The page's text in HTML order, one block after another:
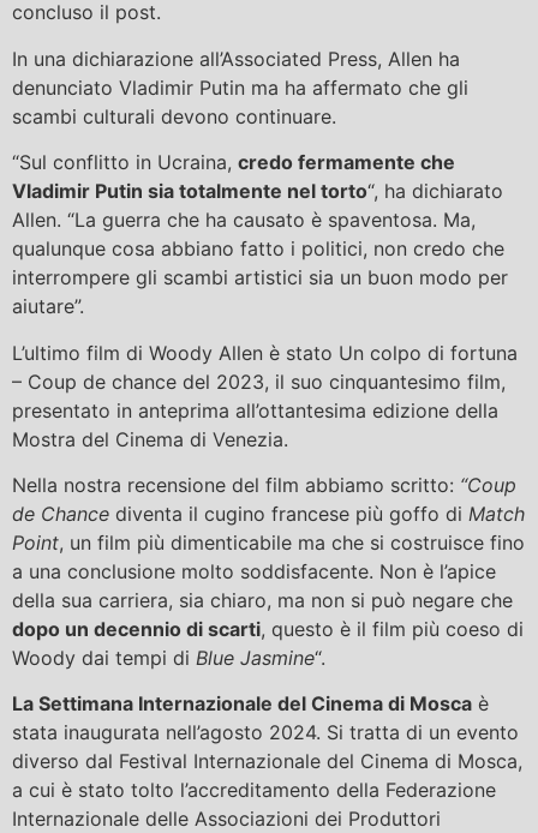
concluso il post.
In una dichiarazione all’Associated Press, Allen ha
denunciato Vladimir Putin ma ha affermato che gli
scambi culturali devono continuare.
“Sul conflitto in Ucraina, credo fermamente che
Vladimir Putin sia totalmente nel torto“, ha dichiarato
Allen. “La guerra che ha causato è spaventosa. Ma,
qualunque cosa abbiano fatto i politici, non credo che
interrompere gli scambi artistici sia un buon modo per
aiutare”.
L’ultimo film di Woody Allen è stato Un colpo di fortuna
– Coup de chance del 2023, il suo cinquantesimo film,
presentato in anteprima all’ottantesima edizione della
Mostra del Cinema di Venezia.
Nella nostra recensione del film abbiamo scritto: “Coup
de Chance diventa il cugino francese più goffo di Match
Point, un film più dimenticabile ma che si costruisce fino
a una conclusione molto soddisfacente. Non è l’apice
della sua carriera, sia chiaro, ma non si può negare che
dopo un decennio di scarti, questo è il film più coeso di
Woody dai tempi di Blue Jasmine“.
La Settimana Internazionale del Cinema di Mosca è
stata inaugurata nell’agosto 2024. Si tratta di un evento
diverso dal Festival Internazionale del Cinema di Mosca,
a cui è stato tolto l’accreditamento della Federazione
Internazionale delle Associazioni dei Produttori